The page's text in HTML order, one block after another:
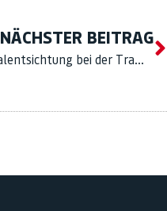
NÄCHSTER BEITRAG
Talentsichtung bei der Trampolinsparte